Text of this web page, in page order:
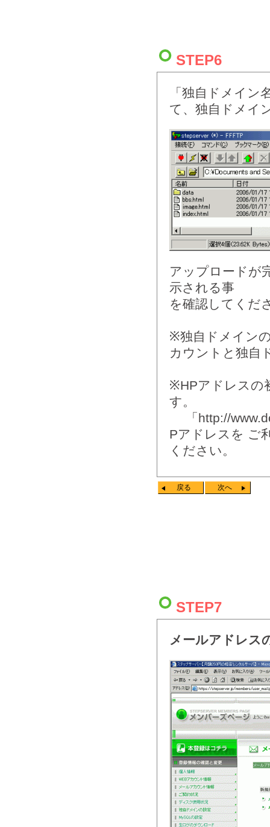
STEP6
「独自ドメイ
て、独自ドメイ
アップロードが
示される事
を確認してくだ
※独自ドメイン
カウントと独自
※HPアドレスの
す。
「http://
Pアドレスを ご
ください。
戻る 次へ
STEP7
メールアドレス